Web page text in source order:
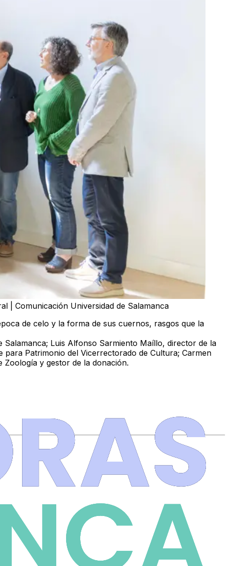
| Comunicación Universidad de Salamanca
de celo y la forma de sus cuernos, rasgos que la
Luis Alfonso Sarmiento Maíllo, director de la
para Patrimonio del Vicerrectorado de Cultura; Carmen
Zoología y gestor de la donación.